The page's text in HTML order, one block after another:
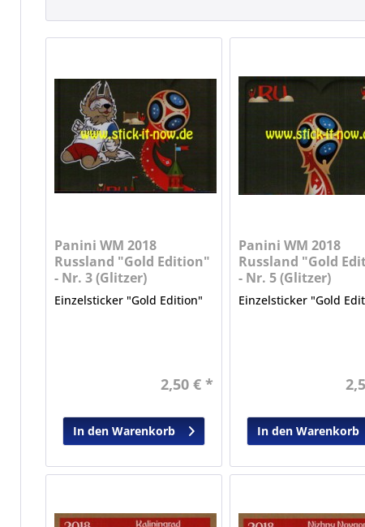
Panini WM 2018
Russland "Gold Edition"
- Nr. 3 (Glitzer)
Einzelsticker "Gold Edition"
2,50 € *
In den Warenkorb
Panini WM 2018
Russland "Gold
- Nr. 5 (Glitzer)
Einzelsticker "Gold
In den Warenkorb